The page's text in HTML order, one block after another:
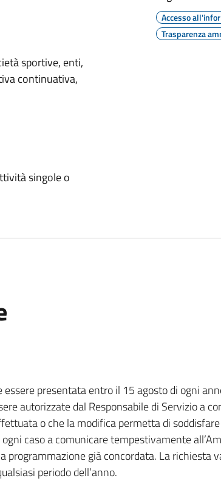
sportive, enti,
continuativa,
singole o
Accesso
Trasparenza
essere presentata entro il 15 agosto di ogni
autorizzate dal Responsabile di Servizio a
o che la modifica permetta di
caso a comunicare tempestivamente
programmazione già concordata. La richiesta
periodo dell’anno.